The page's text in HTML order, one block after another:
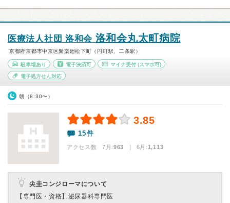
医療法人社団 洛和会 洛和会丸太町病院
京都府京都市中京区聚楽廻松下町（円町駅、二条駅）
駐車場あり 電子決済可 マイナ受付 (スマホ可)
電子処方せん対応
朝（8:30〜）
3.85
15件
アクセス数 7月:963 | 6月:1,113
尖圭コンジローマについて
【専門医・資格】 泌尿器科専門医